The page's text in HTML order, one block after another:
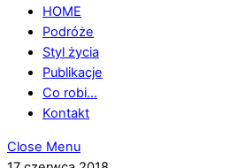
HOME
Podróże
Styl życia
Publikacje
Co robi…
Kontakt
Close Menu